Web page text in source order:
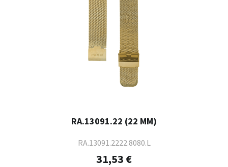
RA.13091.22 (22 MM)
RA.13091.2222.8080.L
31,53 €